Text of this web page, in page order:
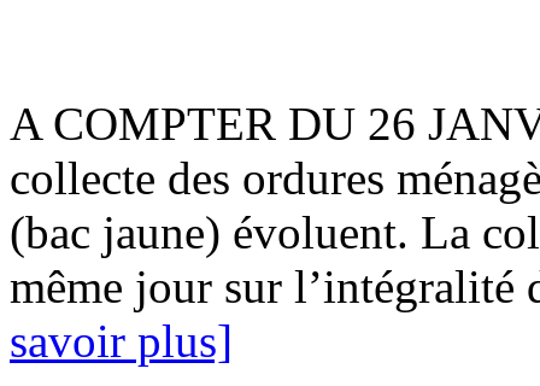
A COMPTER DU 26
collecte des ordures
(bac jaune) évoluent. La
même jour sur l’intégralité
savoir plus]